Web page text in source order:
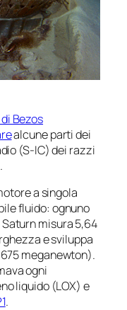
Bezos
alcune parti dei
(S-IC) dei razzi
a singola
fluido: ognuno
Saturnmisura 5,64
e sviluppa
meganewton).
ogni
liquido (LOX) e
.